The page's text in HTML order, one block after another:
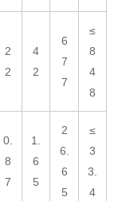
2
2
4
2
6
7
7
≤
8
4
8
0.
8
7
1.
6
5
2
6.
6
5
≤
3
3.
4